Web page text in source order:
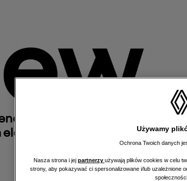
regenerowane i
hybrydowym,
Używamy
Ochrona Twoich danych
Nasza strona i jej partnerzy używają plików cookies w celu
strony, aby pokazywać ci spersonalizowane i/lub uzależnione